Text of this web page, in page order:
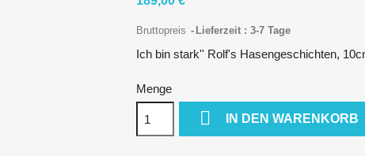
Bruttopreis Lieferzeit : 3-7 Tage
Ich bin stark'' Rolf's Hasengeschichten,
Menge
 IN DEN WARENKORB